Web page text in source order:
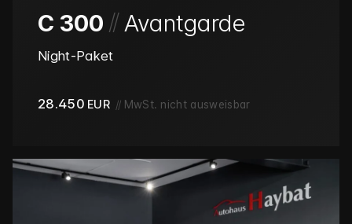
C 300 // Avantgarde
Night-Paket
28.450 EUR // MwSt. nicht ausweisbar